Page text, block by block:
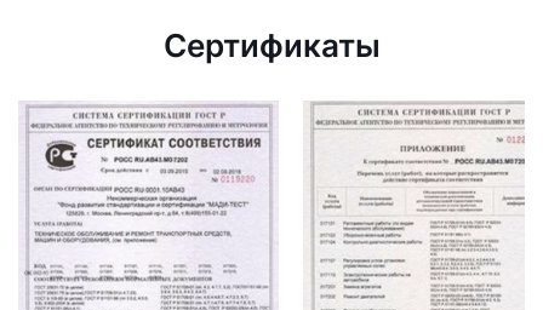
Сертификаты